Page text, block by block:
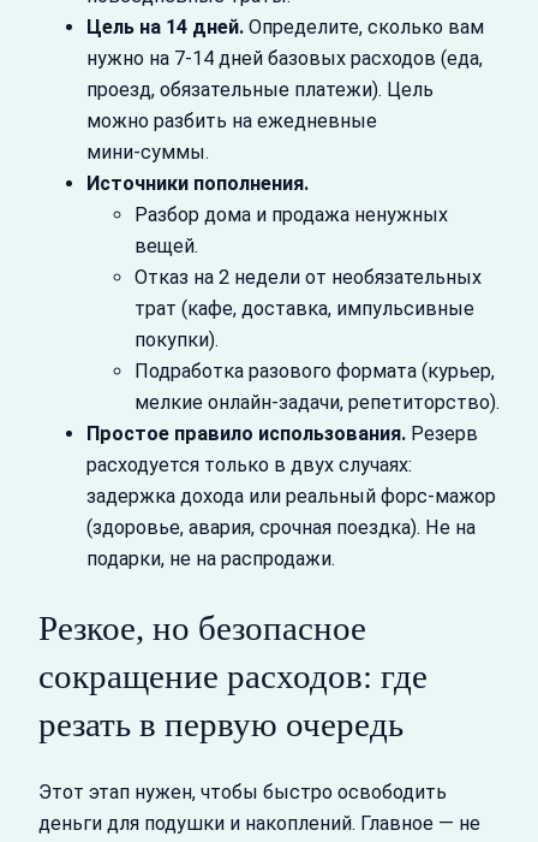
Цель на 14 дней. Определите, сколько вам
нужно на 7-14 дней базовых расходов (еда,
проезд, обязательные платежи). Цель
можно разбить на ежедневные
мини‑суммы.
Источники пополнения.
Разбор дома и продажа ненужных
вещей.
Отказ на 2 недели от необязательных
трат (кафе, доставка, импульсивные
покупки).
Подработка разового формата (курьер,
мелкие онлайн‑задачи, репетиторство).
Простое правило использования. Резерв
расходуется только в двух случаях:
задержка дохода или реальный форс‑мажор
(здоровье, авария, срочная поездка). Не на
подарки, не на распродажи.
Резкое, но безопасное
сокращение расходов: где
резать в первую очередь
Этот этап нужен, чтобы быстро освободить
деньги для подушки и накоплений. Главное — не